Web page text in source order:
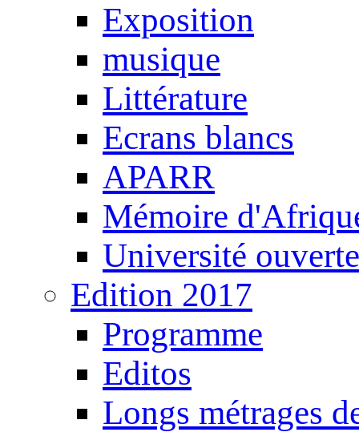
Exposition
musique
Littérature
Ecrans blancs
APARR
Mémoire
Université ouverte
Edition 2017
Programme
Editos
Longs métrages